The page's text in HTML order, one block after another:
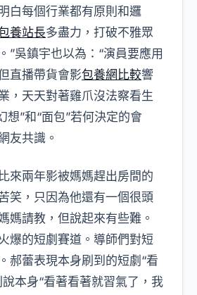
白每個行業都有原則和邏
養站長多盡力，打破不雅眾
”吳鎮宇也以為：“演員要應用
直播帶貨會影包養網比較響
，天天對著雞爪沒法察看生
想”和“面包”若何決定的會
友共識。
來兩年影被媽媽趕出房間的
笑，只因為他還有一個很頭
媽請教，但說起來有些難。
爆的短劇賽道。導師們對短
郝蕾表現本身刷到的短劇“看
本身“看著看著就習氣了，我